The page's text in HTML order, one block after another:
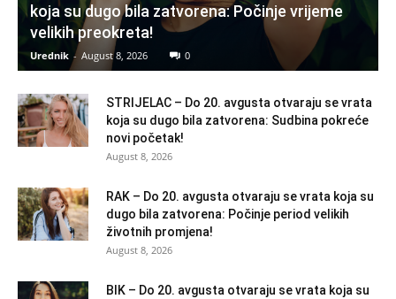
koja su dugo bila zatvorena: Počinje vrijeme
velikih preokreta!
Urednik - August 8, 2026 0
STRIJELAC – Do 20. avgusta otvaraju se vrata
koja su dugo bila zatvorena: Sudbina pokreće
novi početak!
August 8, 2026
RAK – Do 20. avgusta otvaraju se vrata koja su
dugo bila zatvorena: Počinje period velikih
životnih promjena!
August 8, 2026
BIK – Do 20. avgusta otvaraju se vrata koja su